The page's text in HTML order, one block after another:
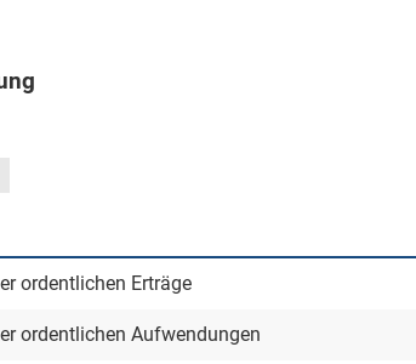
ordentlichen Erträge
ordentlichen Aufwendungen